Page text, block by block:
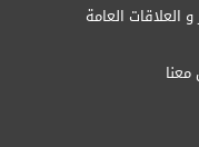
و العلاقات العامة